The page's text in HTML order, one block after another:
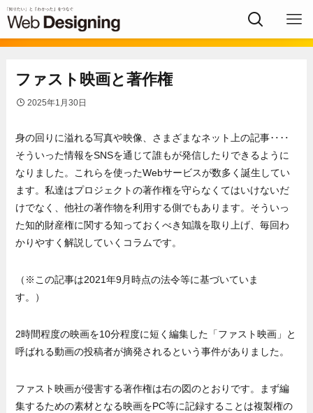
ファスト映画と著作権
2025年1月30日
身の回りに溢れる写真や映像、さまざまなネット上の記事‥‥
そういった情報をSNSを通じて誰もが発信したりできるように
なりました。これらを使ったWebサービスが数多く誕生してい
ます。私達はプロジェクトの著作権を守らなくてはいけないだ
けでなく、他社の著作物を利用する側でもあります。そういっ
た知的財産権に関する知っておくべき知識を取り上げ、毎回わ
かりやすく解説していくコラムです。
（※この記事は2021年9月時点の法令等に基づいていま
す。）
2時間程度の映画を10分程度に短く編集した「ファスト映画」と
呼ばれる動画の投稿者が摘発されるという事件がありました。
ファスト映画が侵害する著作権は右の図のとおりです。まず編
集するための素材となる映画をPC等に記録することは複製権の